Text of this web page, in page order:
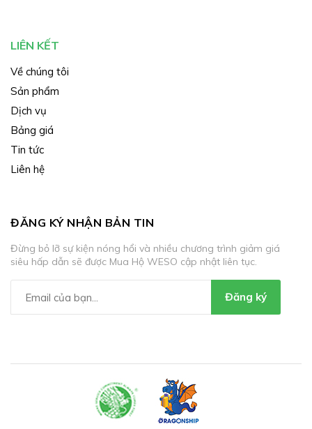
LIÊN KẾT
Về chúng tôi
Sản phẩm
Dịch vụ
Bảng giá
Tin tức
Liên hệ
ĐĂNG KÝ NHẬN BẢN TIN
Đừng bỏ lỡ sự kiện nóng hổi và nhiều chương trình giảm giá
siêu hấp dẫn sẽ được Mua Hộ WESO cập nhật liên tục.
Đăng ký